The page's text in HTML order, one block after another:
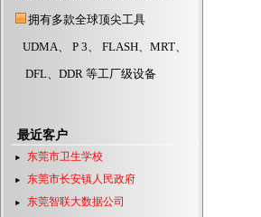
东莞硬盘数据恢复
拥有多款全球顶尖工具
UDMA、 P 3、 FLASH、MRT、
DFL、DDR 等工厂级设备
最近客户
东莞市卫生学校
东莞市长安镇人民政府
东莞智联大数据公司